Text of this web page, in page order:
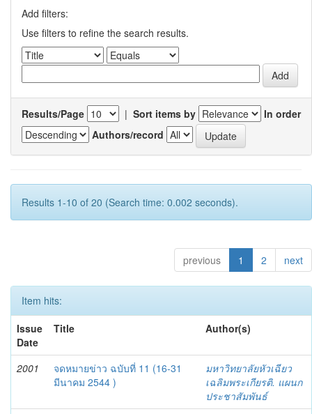
Add filters:
Use filters to refine the search results.
Results/Page | Sort items by
In order
Authors/record
Results 1-10 of 20 (Search time: 0.002 seconds).
previous 1 2 next
Item hits:
Issue
Date
Title Author(s)
2001
จดหมายข่าว ฉบับที่ 11 (16-31
มีนาคม 2544 )
มหาวิทยาลัยหัวเฉียว
เฉลิมพระเกียรติ. แผนก
ประชาสัมพันธ์